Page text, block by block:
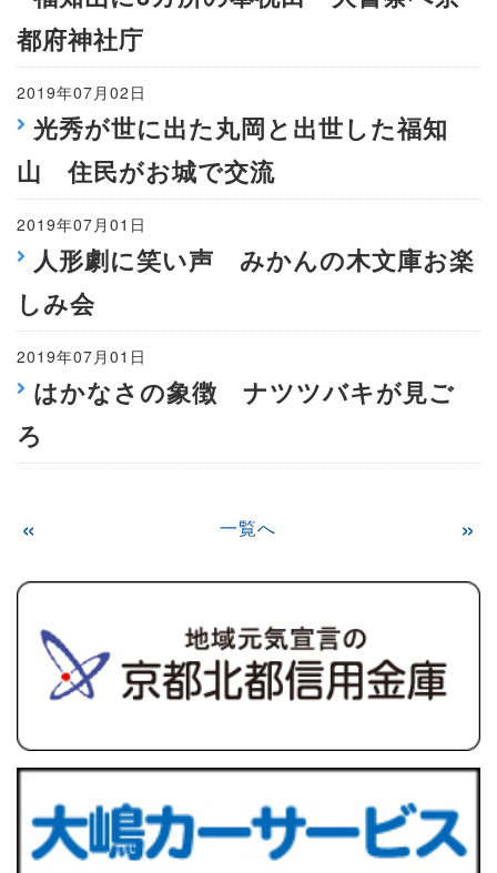
都府神社庁
2019年07月02日
光秀が世に出た丸岡と出世した福知
山 住民がお城で交流
2019年07月01日
人形劇に笑い声 みかんの木文庫お楽
しみ会
2019年07月01日
はかなさの象徴 ナツツバキが見ご
ろ
« 一覧へ »